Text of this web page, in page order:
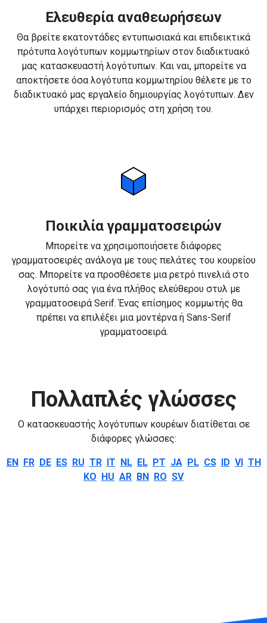
Ελευθερία αναθεωρήσεων
Θα βρείτε εκατοντάδες εντυπωσιακά και επιδεικτικά
πρότυπα λογότυπων κομμωτηρίων στον διαδικτυακό
μας κατασκευαστή λογότυπων. Και ναι, μπορείτε να
αποκτήσετε όσα λογότυπα κομμωτηρίου θέλετε με το
διαδικτυακό μας εργαλείο δημιουργίας λογότυπων. Δεν
υπάρχει περιορισμός στη χρήση του.
Ποικιλία γραμματοσειρών
Μπορείτε να χρησιμοποιήσετε διάφορες
γραμματοσειρές ανάλογα με τους πελάτες του κουρείου
σας. Μπορείτε να προσθέσετε μια ρετρό πινελιά στο
λογότυπό σας για ένα πλήθος ελεύθερου στυλ με
γραμματοσειρά Serif. Ένας επίσημος κομμωτής θα
πρέπει να επιλέξει μια μοντέρνα ή Sans-Serif
γραμματοσειρά.
Πολλαπλές γλώσσες
Ο κατασκευαστής λογότυπων κουρέων διατίθεται σε
διάφορες γλώσσες:
EN FR DE ES RU TR IT NL EL PT JA PL CS ID VI TH
KO HU AR BN RO SV